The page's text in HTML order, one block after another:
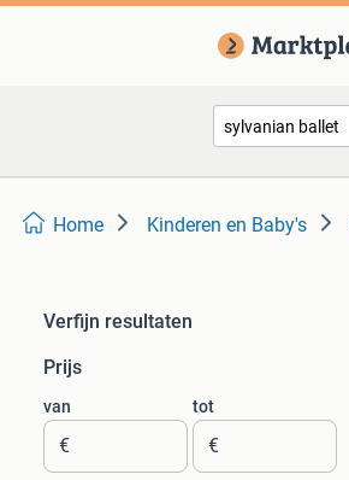
Home Kinderen en Baby's
Verfijn resultaten
Prijs
van
€
tot
€